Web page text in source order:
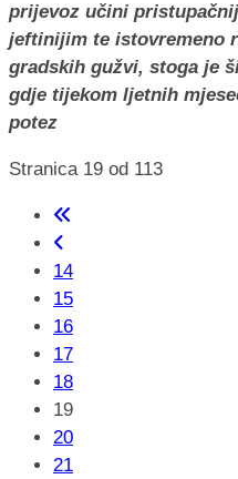
prijevoz učini
jeftinijim te istovremeno
gradskih gužvi, stoga je
gdje tijekom ljetnih
potez
Stranica 19 od 113
14
15
16
17
18
19
20
21